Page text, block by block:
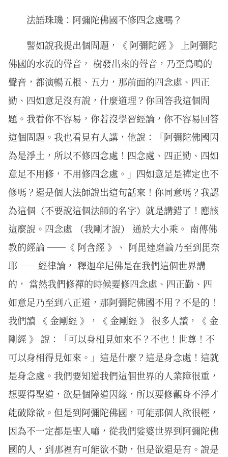
法語珠璣：阿彌陀佛國不修四念處嗎？
譬如說我提出個問題，《 阿彌陀經 》 上阿彌陀
佛國的水流的聲音， 樹發出來的聲音，乃至鳥鳴的
聲音，都演暢五根、五力，那前面的四念處、四正
勤、四如意足沒有說，什麼道理？你回答我這個問
題。我看你不容易，你若沒學習經論，你不容易回答
這個問題。我也看見有人講，他說：「阿彌陀佛國因
為是淨土，所以不修四念處！四念處、四正勤、四如
意足不用修，不用修四念處。」四如意足是禪定也不
修嗎？還是個大法師說出這句話來！你同意嗎？我認
為這個（不要說這個法師的名字）就是講錯了！應該
這麼說。四念處 （我剛才說） 通於大小乘。 南傳佛
教的經論 ──《 阿含經 》、 阿毘達磨論乃至到毘奈
耶 ──經律論， 釋迦牟尼佛是在我們這個世界講
的， 當然我們修禪的時候要修四念處、四正勤、四
如意足乃至到八正道，那阿彌陀佛國不用？不是的！
我們讀 《 金剛經 》，《 金剛經 》 很多人讀，《 金
剛經 》 說：「可以身相見如來不？不也！世尊！不
可以身相得見如來。」這是什麼？這是身念處！這就
是身念處。我們要知道我們這個世界的人業障很重，
想要得聖道，欲是個障道因緣，所以要修觀身不淨才
能破除欲。但是到阿彌陀佛國，可能那個人欲很輕，
因為不一定都是聖人嘛，從我們娑婆世界到阿彌陀佛
國的人，到那裡有可能欲不動，但是欲還是有。說是